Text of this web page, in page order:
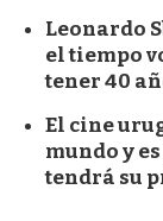
Leonardo
el tiempo
tener 40
El cine
mundo y
tendrá su